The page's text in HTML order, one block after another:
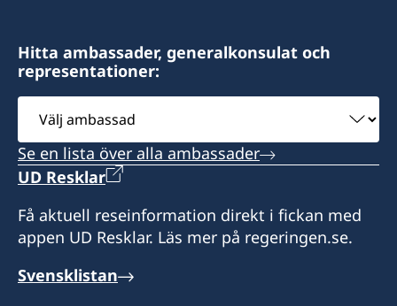
torsdagar från 9:00 till 12:00
ansökan om samordningsnummer och pass.
Hitta ambassader, generalkonsulat och
representationer:
Välj
ambassad
Se en lista över alla ambassader
UD Resklar
Få aktuell reseinformation direkt i fickan med
appen UD Resklar. Läs mer på regeringen.se.
Svensklistan